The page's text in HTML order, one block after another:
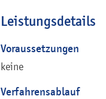
Leistungsdetails
Voraussetzungen
keine
Verfahrensablauf